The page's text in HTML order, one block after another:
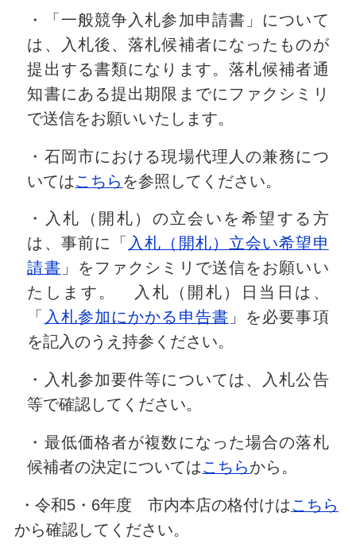
・「一般競争入札参加申請書」について
は、入札後、落札候補者になったものが
提出する書類になります。落札候補者通
知書にある提出期限までにファクシミリ
で送信をお願いいたします。
・石岡市における現場代理人の兼務につ
いてはこちら を参照してください。
・入札（開札）の立会いを希望する方
は、事前に「 入札（開札）立会い希望申
請書 」をファクシミリで送信をお願いい
たします。 入札（開札）日当日は、
「 入札参加にかかる申告書 」を必要事項
を記入のうえ持参ください。
・入札参加要件等については、入札公告
等で確認してください。
・最低価格者が複数になった場合の落札
候補者の決定についてはこちらから。
・令和5・6年度 市内本店の格付けはこちら
から確認してください。